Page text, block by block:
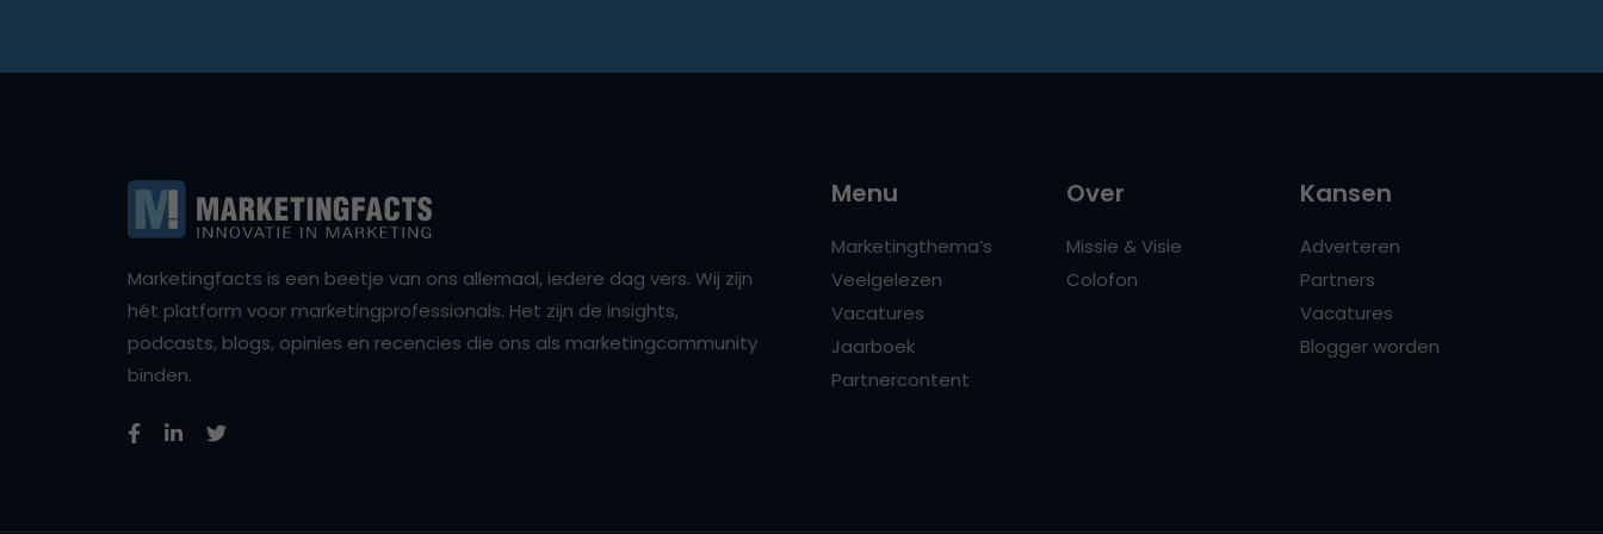
Marketingfacts is een beetje van ons allemaal, iedere dag vers. Wij zijn
hét platform voor marketingprofessionals. Het zijn de insights,
podcasts, blogs, opinies en recencies die ons als marketingcommunity
binden.
Menu
Marketingthema’s
Veelgelezen
Vacatures
Jaarboek
Partnercontent
Over
Missie & Visie
Colofon
Kansen
Adverteren
Partners
Vacatures
Blogger worden